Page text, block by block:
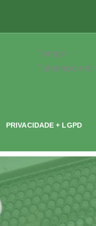
Tempo -
Tutiempo.net
PRIVACIDADE + LGPD